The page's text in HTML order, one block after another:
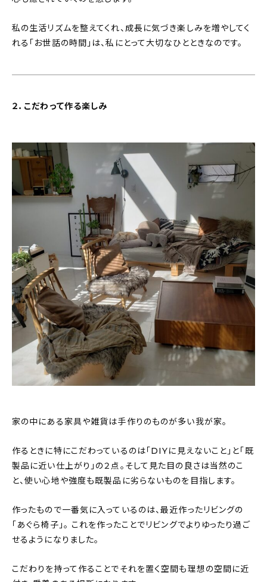
私の生活リズムを整えてくれ、成長に気づき楽しみを増やしてく
れる「お世話の時間」は、私にとって大切なひとときなのです。
２．こだわって作る楽しみ
家の中にある家具や雑貨は手作りのものが多い我が家。
作るときに特にこだわっているのは「DIYに見えないこと」と「既
製品に近い仕上がり」の２点。そして見た目の良さは当然のこ
と、使い心地や強度も既製品に劣らないものを目指します。
作ったもので一番気に入っているのは、最近作ったリビングの
「あぐら椅子」。 これを作ったことでリビングでよりゆったり過ご
せるようになりました。
こだわりを持って作ることでそれを置く空間も理想の空間に近